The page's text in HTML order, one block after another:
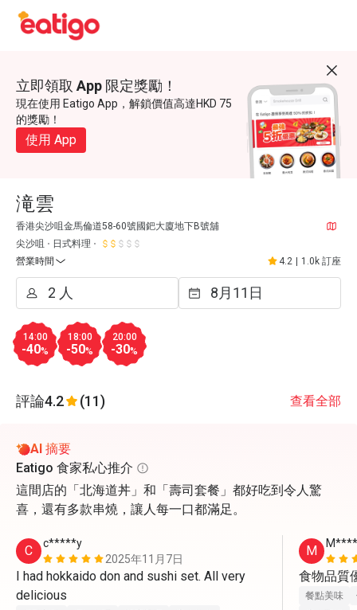
立即領取 App 限定獎勵！
現在使用 Eatigo App，解鎖價值高達HKD 75
的獎勵！
使用 App
滝雲
香港尖沙咀金馬倫道58-60號國鈀大廈地下B號舖
尖沙咀
日式料理
營業時間
4.2 1.0k 訂座
14:00
-40%
18:00
-50%
20:00
-30%
評論4.2 (11) 查看全部
AI 摘要
Eatigo 食家私心推介
這間店的「北海道丼」和「壽司套餐」都好吃到令人驚
喜，還有多款串燒，讓人每一口都滿足。
C
c*****y
2025年11月7日
I had hokkaido don and sushi set. All very
delicious
M
食物品質
餐點美味